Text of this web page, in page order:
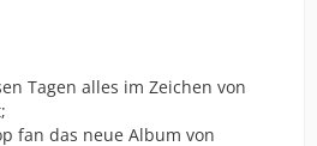
Tagen alles im Zeichen von
fan das neue Album von